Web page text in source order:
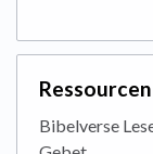
Bibelverse